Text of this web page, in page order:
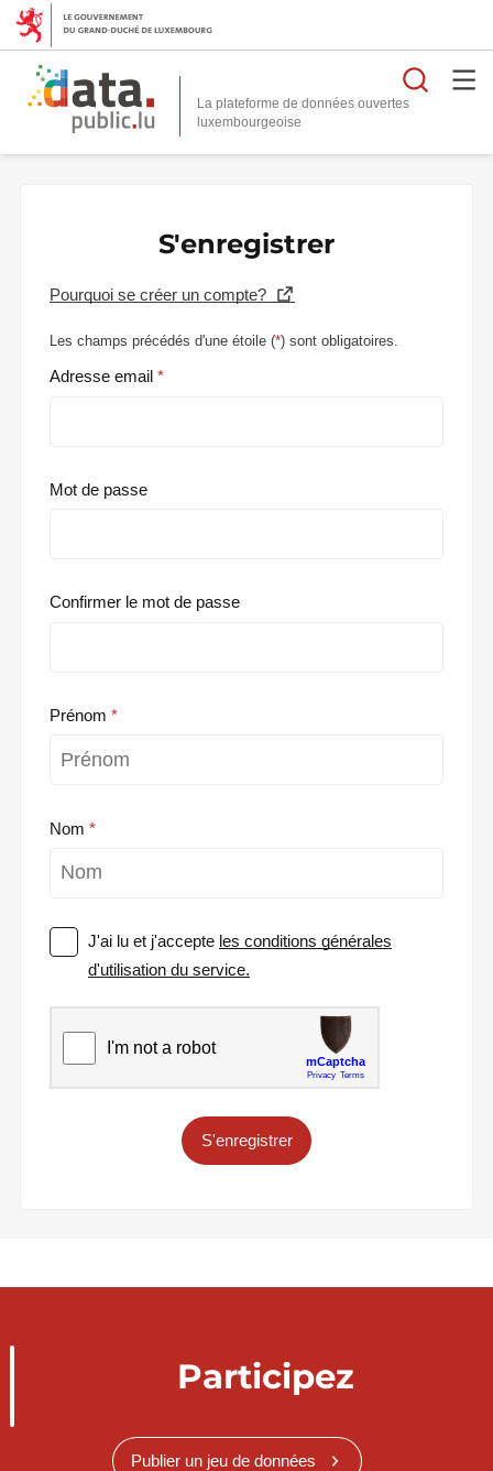
La plateforme de données ouvertes
S'enregistrer
Pourquoi se créer un compte?
Les champs précédés d'une étoile (*) sont obligatoires.
Adresse email
Mot de passe
Confirmer le mot de passe
Prénom
Nom
J'ai lu et j'accepte les conditions générales
d'utilisation du service.
S'enregistrer
Participez
Publier un jeu de données